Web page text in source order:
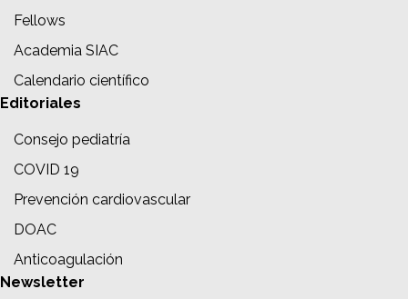
Fellows
Academia SIAC
Calendario científico
Editoriales
Consejo pediatría
COVID 19
Prevención cardiovascular
DOAC
Anticoagulación
Newsletter